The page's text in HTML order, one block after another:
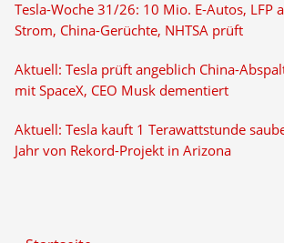
Tesla-Woche 31/26: 10 Mio. E-Autos, LFP
Strom, China-Gerüchte, NHTSA prüft
Aktuell: Tesla prüft angeblich China-
mit SpaceX, CEO Musk dementiert
Aktuell: Tesla kauft 1 Terawattstunde
Jahr von Rekord-Projekt in Arizona